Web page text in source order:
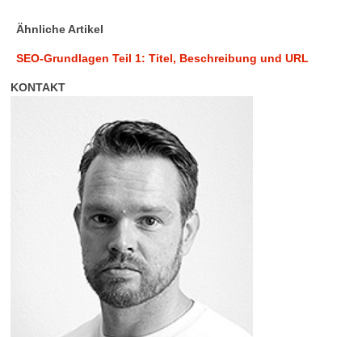
Ähnliche Artikel
SEO-Grundlagen Teil 1: Titel, Beschreibung und URL
KONTAKT